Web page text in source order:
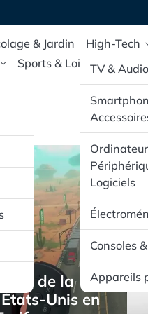
& Jardin
High-Tech
TV & Audio
Logiciels
Consoles
Appareils
Sports & Loisirs
de la
Unis en